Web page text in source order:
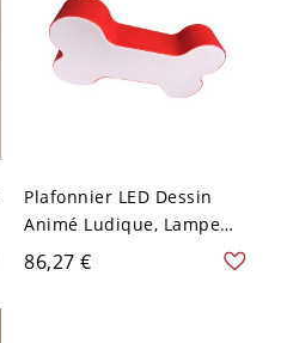
Plafonnier LED Dessin
Animé Ludique, Lampe
Dim. Protège-Yeux pour
Chambres d'Enfants -
86,27 €